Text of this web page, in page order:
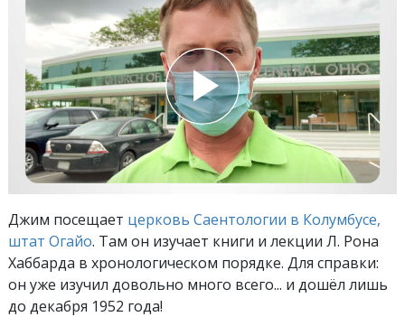
Джим посещает церковь Саентологии в Колумбусе,
штат Огайо. Там он изучает книги и лекции Л. Рона
Хаббарда в хронологическом порядке. Для справки:
он уже изучил довольно много всего... и дошёл лишь
до декабря 1952 года!